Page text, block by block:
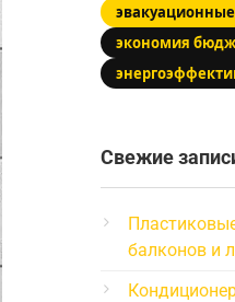
экономия
Свежие
балконов и